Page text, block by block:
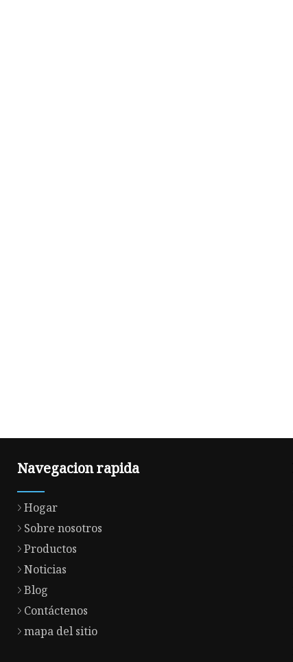
Navegacion rapida
Hogar
Sobre nosotros
Productos
Noticias
Blog
Contáctenos
mapa del sitio